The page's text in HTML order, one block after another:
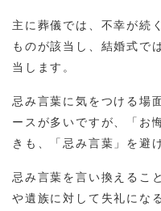
主に葬儀では、不幸が続
ものが該当し、結婚式で
当します。
忌み言葉に気をつける場
ースが多いですが、「お
きも、「忌み言葉」を避
忌み言葉を言い換えるこ
や遺族に対して失礼にな